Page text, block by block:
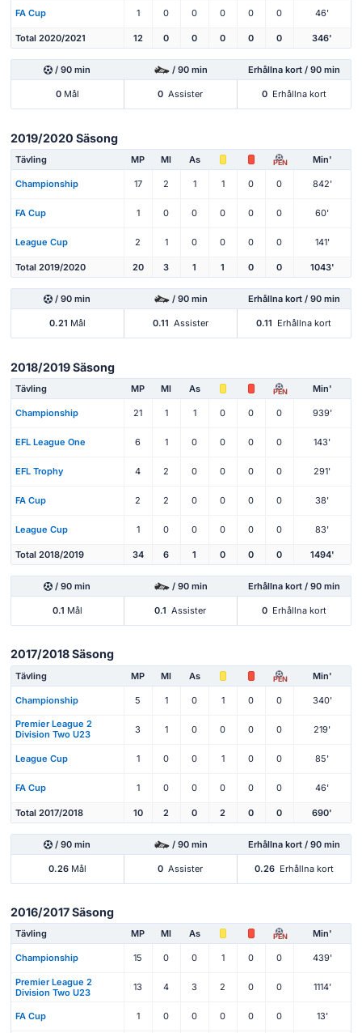
FA Cup 1 0 0 0 0 0 46'
Total 2020/2021 12 0 0 0 0 0 346'
/ 90 min / 90 min Erhållna kort / 90 min
0Mål 0 Assister 0 Erhållna kort
2019/2020 Säsong
Tävling MP Ml As PEN Min'
Championship 17 2 1 1 0 0 842'
FA Cup 1 0 0 0 0 0 60'
League Cup 2 1 0 0 0 0 141'
Total 2019/2020 20 3 1 1 0 0 1043'
/ 90 min / 90 min Erhållna kort / 90 min
0.21 Mål 0.11 Assister 0.11 Erhållna kort
2018/2019 Säsong
Tävling MP Ml As PEN Min'
Championship 21 1 1 0 0 0 939'
EFL League One 6 1 0 0 0 0 143'
EFL Trophy 4 2 0 0 0 0 291'
FA Cup 2 2 0 0 0 0 38'
League Cup 1 0 0 0 0 0 83'
Total 2018/2019 34 6 1 0 0 0 1494'
/ 90 min / 90 min Erhållna kort / 90 min
0.1 Mål 0.1 Assister 0 Erhållna kort
2017/2018 Säsong
Tävling MP Ml As PEN Min'
Championship 5 1 0 1 0 0 340'
Premier League 2
Division Two U23
3 1 0 0 0 0 219'
League Cup 1 0 0 1 0 0 85'
FA Cup 1 0 0 0 0 0 46'
Total 2017/2018 10 2 0 2 0 0 690'
/ 90 min / 90 min Erhållna kort / 90 min
0.26Mål 0 Assister 0.26 Erhållna kort
2016/2017 Säsong
Tävling MP Ml As PEN Min'
Championship 15 0 0 1 0 0 439'
Premier League 2
Division Two U23
13 4 3 2 0 0 1114'
FA Cup 1 0 0 0 0 0 13'